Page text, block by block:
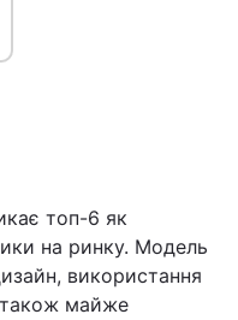
топ-6 як
на ринку. Модель
використання
також майже